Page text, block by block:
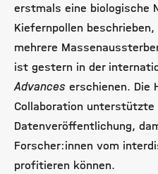
erstmals eine biologische
Kiefernpollen
mehrere
ist gestern in der
Advances erschienen. Die
Collaboration unterstützte
Datenveröffentlichung,
Forscher:innen vom
profitieren können.